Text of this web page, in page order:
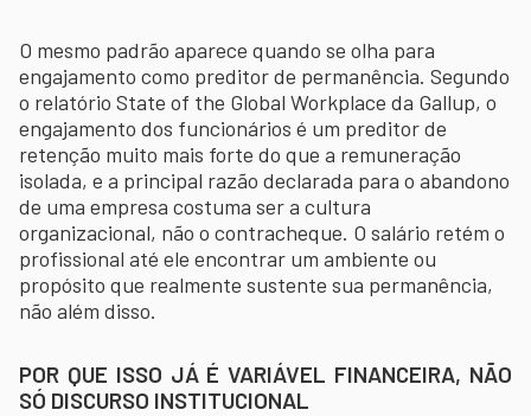
O mesmo padrão aparece quando se olha para
engajamento como preditor de permanência. Segundo
o relatório State of the Global Workplace da Gallup, o
engajamento dos funcionários é um preditor de
retenção muito mais forte do que a remuneração
isolada, e a principal razão declarada para o abandono
de uma empresa costuma ser a cultura
organizacional, não o contracheque. O salário retém o
profissional até ele encontrar um ambiente ou
propósito que realmente sustente sua permanência,
não além disso.
POR QUE ISSO JÁ É VARIÁVEL FINANCEIRA, NÃO
SÓ DISCURSO INSTITUCIONAL